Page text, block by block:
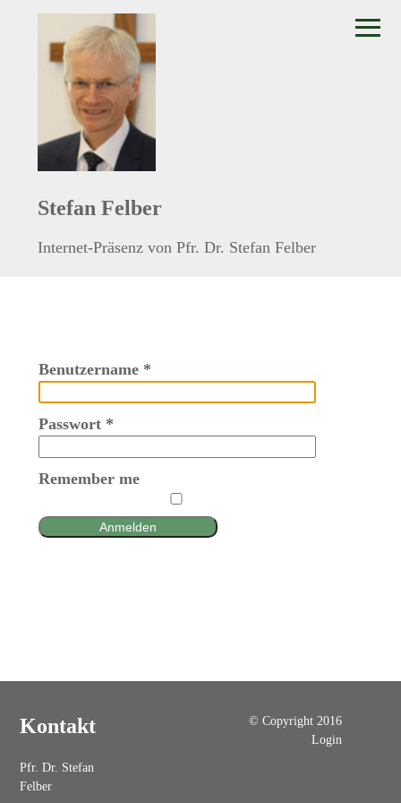
Stefan Felber
Internet-Präsenz von Pfr. Dr. Stefan Felber
Benutzername*
Passwort*
Remember me
Anmelden
Kontakt
Pfr. Dr. Stefan
Felber
© Copyright 2016
Login
≡